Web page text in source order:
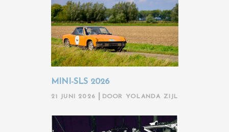
MINI-SLS 2026
21 JUNI 2026 DOOR YOLANDA ZIJL